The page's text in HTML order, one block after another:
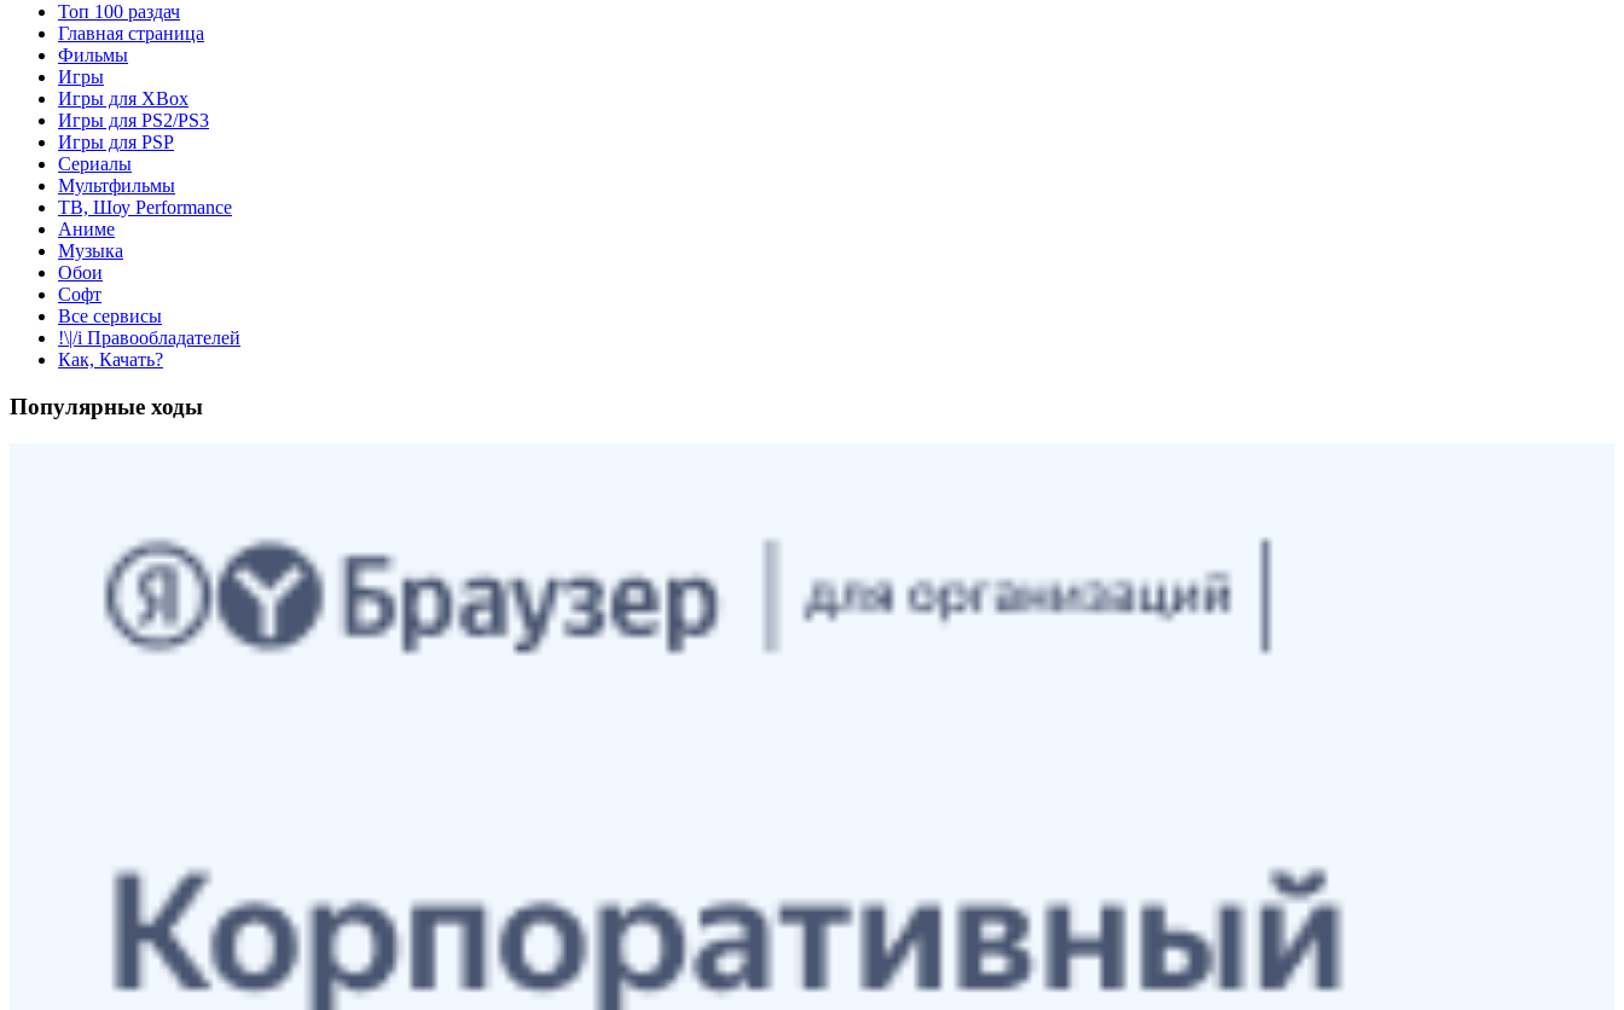
Топ 100 раздач
Главная страница
Фильмы
Игры
Игры для XBox
Игры для PS2/PS3
Игры для PSP
Сериалы
Мультфильмы
ТВ, Шоу Performance
Аниме
Музыка
Обои
Софт
Все сервисы
!\|/i Правообладателей
Как, Качать?
Популярные ходы